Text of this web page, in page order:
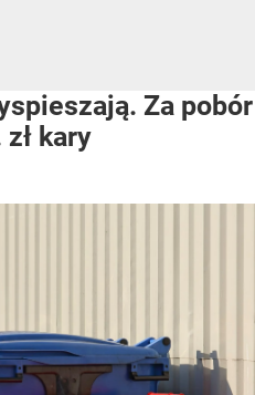
Za pobór
kary